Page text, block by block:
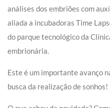
análises dos embriões com
aliada a incubadoras Time
do parque tecnológico da
embrionária.
Este é um importante avanço
busca da realização de sonhos!